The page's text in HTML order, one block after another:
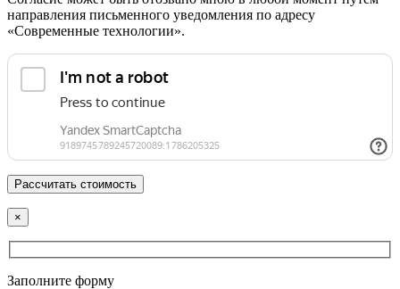
направления письменного уведомления по адресу
«Современные технологии».
×
Заполните форму